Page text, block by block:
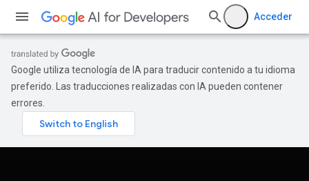
Acceder
Google utiliza tecnología de IA para traducir contenido a tu idioma
preferido. Las traducciones realizadas con IA pueden contener
errores.